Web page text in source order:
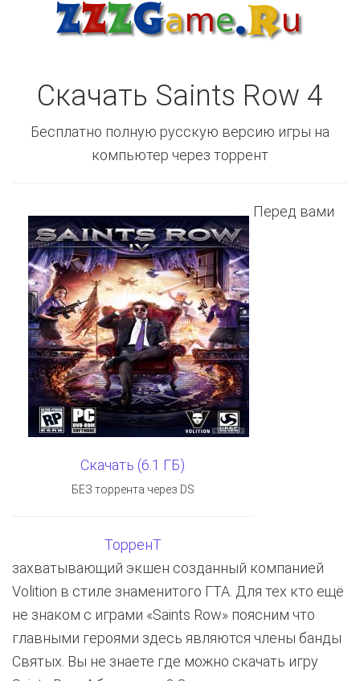
Скачать Saints Row 4
Бесплатно полную русскую версию игры на
компьютер через торрент
Скачать (6.1 ГБ)
БЕЗ торрента через DS
ТорренТ
Перед вами
захватывающий экшен созданный компанией
Volition в стиле знаменитого ГТА. Для тех кто ещё
не знаком с играми «Saints Row» поясним что
главными героями здесь являются члены банды
Святых. Вы не знаете где можно скачать игру